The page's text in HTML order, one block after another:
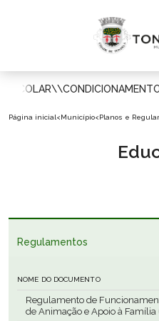
ESCOLAR\\
Página inicial<Município<Planos e
Regulamentos
NOME DO DOCUMENTO
Regulamento de
de Animação e Apoio à